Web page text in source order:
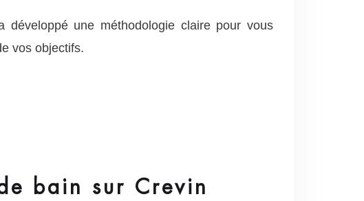
développé une méthodologie claire pour vous
vos objectifs.
bain sur Crevin